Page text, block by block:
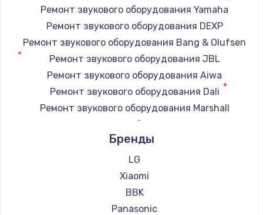
Заказать
Замена регулятора режимов конфорки
Заказать
Замена сенсорного датчика
1300 руб.
Заказать
Замена сигнальной лампы
1200 руб.
Ремонт звукового оборудования Yamaha
Ремонт звукового оборудования DEXP
Ремонт звукового оборудования Bang & Olufsen
Ремонт звукового оборудования JBL
Ремонт звукового оборудования Aiwa
Ремонт звукового оборудования Dali
Ремонт звукового оборудования Marshall
Ремонт звукового оборудования Supra
Бренды
LG
Xiaomi
BBK
Panasonic